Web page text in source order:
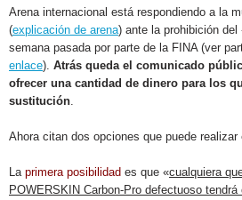
Arena internacional está respondiendo a la
(explicación de arena) ante la prohibición del
semana pasada por parte de la FINA (ver
enlace). Atrás queda el comunicado
ofrecer una cantidad de dinero para los
sustitución.
Ahora citan dos opciones que puede realizar
La primera posibilidad es que «cualquiera
POWERSKIN Carbon-Pro defectuoso